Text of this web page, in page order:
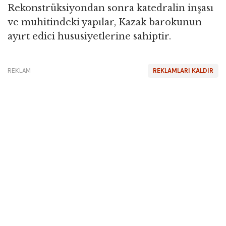
Rekonstrüksiyondan sonra katedralin inşası
ve muhitindeki yapılar, Kazak barokunun
ayırt edici hususiyetlerine sahiptir.
REKLAMLARI KALDIR
REKLAM